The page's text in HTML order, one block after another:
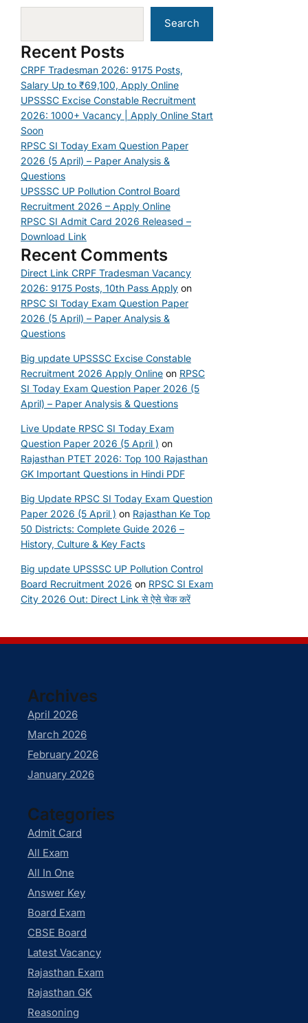
Search
Recent Posts
CRPF Tradesman 2026: 9175 Posts,
Salary Up to ₹69,100, Apply Online
UPSSSC Excise Constable Recruitment
2026: 1000+ Vacancy | Apply Online Start
Soon
RPSC SI Today Exam Question Paper
2026 (5 April) – Paper Analysis &
Questions
UPSSSC UP Pollution Control Board
Recruitment 2026 – Apply Online
RPSC SI Admit Card 2026 Released –
Download Link
Recent Comments
Direct Link CRPF Tradesman Vacancy
2026: 9175 Posts, 10th Pass Apply on
RPSC SI Today Exam Question Paper
2026 (5 April) – Paper Analysis &
Questions
Big update UPSSSC Excise Constable
Recruitment 2026 Apply Online on RPSC
SI Today Exam Question Paper 2026 (5
April) – Paper Analysis & Questions
Live Update RPSC SI Today Exam
Question Paper 2026 (5 April ) on
Rajasthan PTET 2026: Top 100 Rajasthan
GK Important Questions in Hindi PDF
Big Update RPSC SI Today Exam Question
Paper 2026 (5 April ) on Rajasthan Ke Top
50 Districts: Complete Guide 2026 –
History, Culture & Key Facts
Big update UPSSSC UP Pollution Control
Board Recruitment 2026 on RPSC SI Exam
City 2026 Out: Direct Link से ऐसे चेक करें
Archives
April 2026
March 2026
February 2026
January 2026
Categories
Admit Card
All Exam
All In One
Answer Key
Board Exam
CBSE Board
Latest Vacancy
Rajasthan Exam
Rajasthan GK
Reasoning